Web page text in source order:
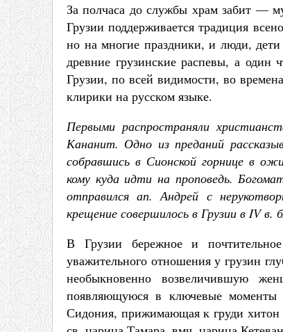
За полчаса до службы храм забит —
Грузии поддерживается традиция
но на многие праздники, и люди,
древние грузинские распевы, а
Грузии, по всей видимости, во
клирики на русском языке.
Первыми распространяли
Кананит. Одно из преданий
собравшись в Сионской горнице в
кому куда идти на проповедь.
отправился ап. Андрей с
крещение совершилось в Грузии в IV в.
В Грузии бережное и
уважительного отношения у грузин
необыкновенно возвеличившую
появляющуюся в ключевые моменты
Сидония, прижимающая к груди